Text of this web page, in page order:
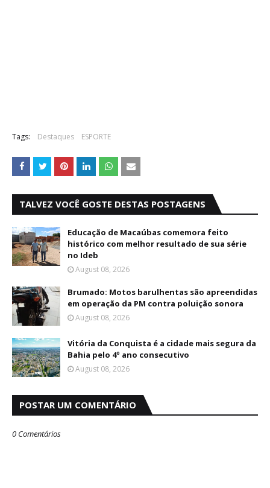
Tags: Destaques ESPORTE
TALVEZ VOCÊ GOSTE DESTAS POSTAGENS
Educação de Macaúbas comemora feito
histórico com melhor resultado de sua série
no Ideb
August 08, 2026
Brumado: Motos barulhentas são apreendidas
em operação da PM contra poluição sonora
August 08, 2026
Vitória da Conquista é a cidade mais segura da
Bahia pelo 4º ano consecutivo
August 08, 2026
POSTAR UM COMENTÁRIO
0 Comentários